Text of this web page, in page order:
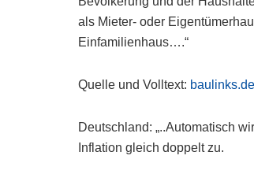
als Mieter- oder
Einfamilienhaus….“
Quelle und Volltext: baulinks.de
Deutschland: „..Automatisch
Inflation gleich doppelt zu.